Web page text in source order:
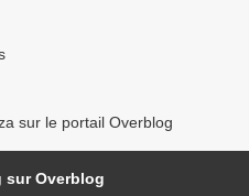
sur le portail Overblog
sur Overblog